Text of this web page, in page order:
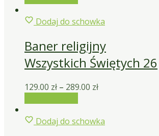
Dodaj do schowka
Baner religijny
Wszystkich Świętych 26
129.00 zł – 289.00 zł
Dodaj do schowka